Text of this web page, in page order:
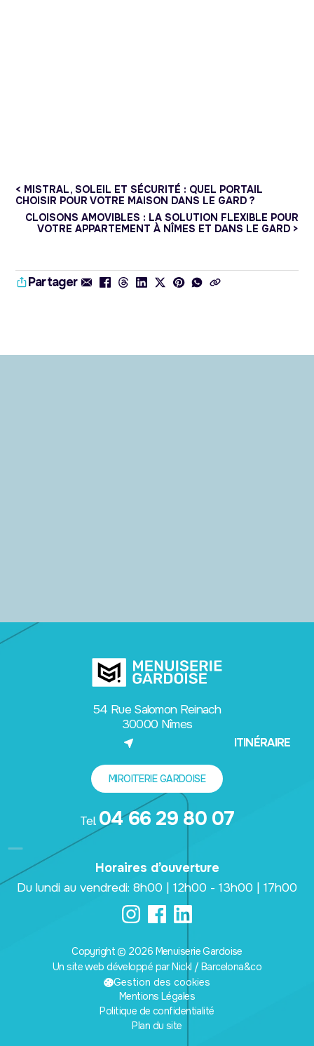
< MISTRAL, SOLEIL ET SÉCURITÉ : QUEL PORTAIL
CHOISIR POUR VOTRE MAISON DANS LE GARD ?
CLOISONS AMOVIBLES : LA SOLUTION FLEXIBLE POUR
VOTRE APPARTEMENT À NÎMES ET DANS LE GARD >
Partager
54 Rue Salomon Reinach
30000 Nîmes
ITINÉRAIRE
MIROITERIE GARDOISE
Tel. 04 66 29 80 07
Horaires d’ouverture
Du lundi au vendredi: 8h00 | 12h00 - 13h00 | 17h00
Copyright © 2026 Menuiserie Gardoise
Un site web développé par Nickl / Barcelona&co
(nouvel onglet)
Gestion des cookies
Mentions Légales
Politique de confidentialité
Plan du site